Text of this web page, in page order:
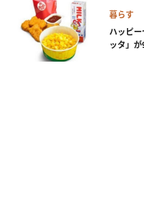
暮らす
ハッピ
ッタ」